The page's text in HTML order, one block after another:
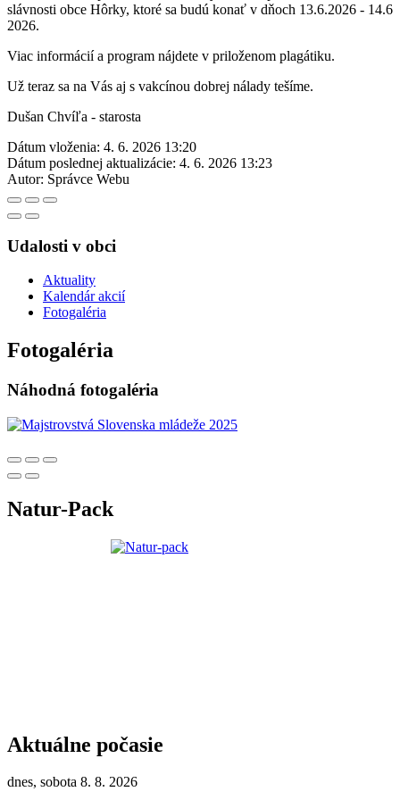
slávnosti obce Hôrky, ktoré sa budú konať v dňoch 13.6.2026 - 14.6
2026.
Viac informácií a program nájdete v priloženom plagátiku.
Už teraz sa na Vás aj s vakcínou dobrej nálady tešíme.
Dušan Chvíľa - starosta
Dátum vloženia: 4. 6. 2026 13:20
Dátum poslednej aktualizácie: 4. 6. 2026 13:23
Autor: Správce Webu
Udalosti v obci
Aktuality
Kalendár akcií
Fotogaléria
Fotogaléria
Náhodná fotogaléria
Natur-Pack
Aktuálne počasie
dnes, sobota 8. 8. 2026